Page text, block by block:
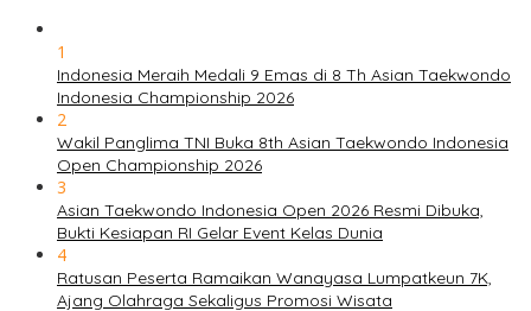
1
Indonesia Meraih Medali 9 Emas di 8 Th Asian Taekwondo
Indonesia Championship 2026
2
Wakil Panglima TNI Buka 8th Asian Taekwondo Indonesia
Open Championship 2026
3
Asian Taekwondo Indonesia Open 2026 Resmi Dibuka,
Bukti Kesiapan RI Gelar Event Kelas Dunia
4
Ratusan Peserta Ramaikan Wanayasa Lumpatkeun 7K,
Ajang Olahraga Sekaligus Promosi Wisata